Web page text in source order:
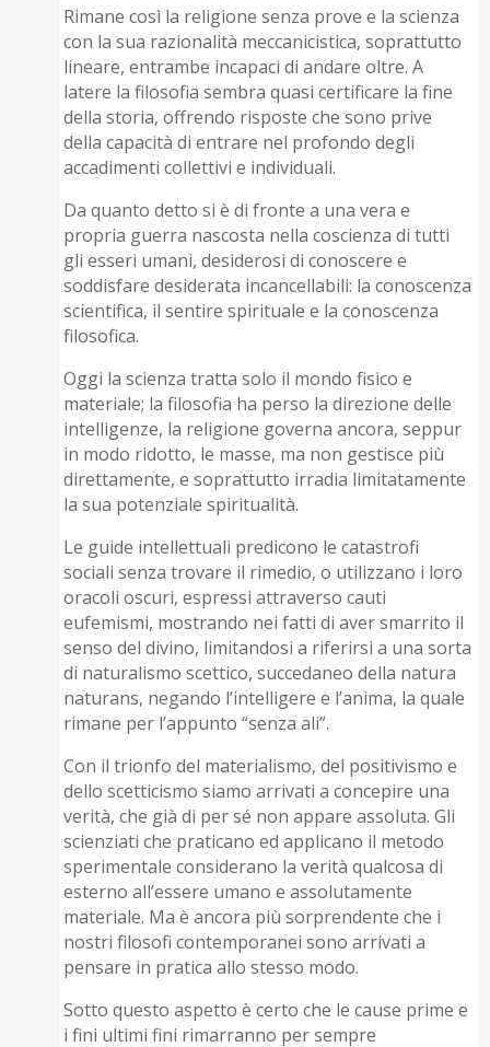
Rimane così la religione senza prove e la scienza
con la sua razionalità meccanicistica, soprattutto
lineare, entrambe incapaci di andare oltre. A
latere la filosofia sembra quasi certificare la fine
della storia, offrendo risposte che sono prive
della capacità di entrare nel profondo degli
accadimenti collettivi e individuali.
Da quanto detto si è di fronte a una vera e
propria guerra nascosta nella coscienza di tutti
gli esseri umani, desiderosi di conoscere e
soddisfare desiderata incancellabili: la conoscenza
scientifica, il sentire spirituale e la conoscenza
filosofica.
Oggi la scienza tratta solo il mondo fisico e
materiale; la filosofia ha perso la direzione delle
intelligenze, la religione governa ancora, seppur
in modo ridotto, le masse, ma non gestisce più
direttamente, e soprattutto irradia limitatamente
la sua potenziale spiritualità.
Le guide intellettuali predicono le catastrofi
sociali senza trovare il rimedio, o utilizzano i loro
oracoli oscuri, espressi attraverso cauti
eufemismi, mostrando nei fatti di aver smarrito il
senso del divino, limitandosi a riferirsi a una sorta
di naturalismo scettico, succedaneo della natura
naturans, negando l’intelligere e l’anima, la quale
rimane per l’appunto “senza ali”.
Con il trionfo del materialismo, del positivismo e
dello scetticismo siamo arrivati a concepire una
verità, che già di per sé non appare assoluta. Gli
scienziati che praticano ed applicano il metodo
sperimentale considerano la verità qualcosa di
esterno all’essere umano e assolutamente
materiale. Ma è ancora più sorprendente che i
nostri filosofi contemporanei sono arrivati a
pensare in pratica allo stesso modo.
Sotto questo aspetto è certo che le cause prime e
i fini ultimi fini rimarranno per sempre